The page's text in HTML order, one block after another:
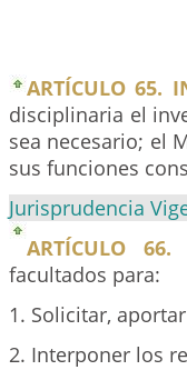
ARTÍCULO 65.
disciplinaria el
sea necesario; el
sus funciones
Jurisprudencia
ARTÍCULO 66.
facultados para:
1. Solicitar,
2. Interponer los